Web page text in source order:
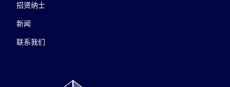
招贤纳士
新闻
联系我们